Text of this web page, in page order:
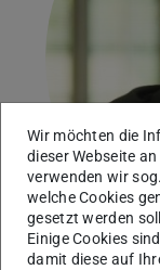
Wir möchten die
dieser Webseite
verwenden wir
welche Cookies
gesetzt werden
Einige Cookies
damit diese auf